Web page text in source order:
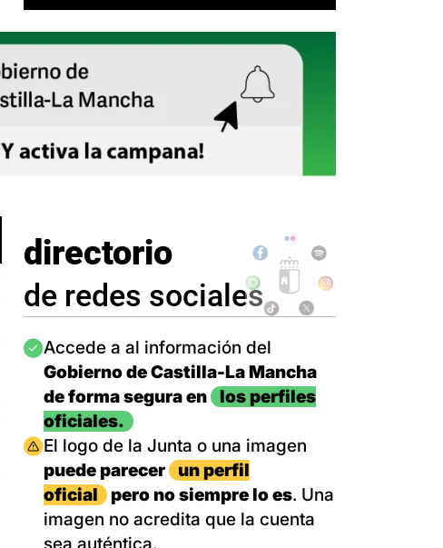
directorio
de redes sociales
Imagen
Accede a al información del
Gobierno de Castilla-La Mancha
de forma segura en
los perfiles
oficiales.
Imagen
El logo de la Junta o una imagen
puede parecer
un perfil
oficial
pero no siempre lo es. Una
imagen no acredita que la cuenta